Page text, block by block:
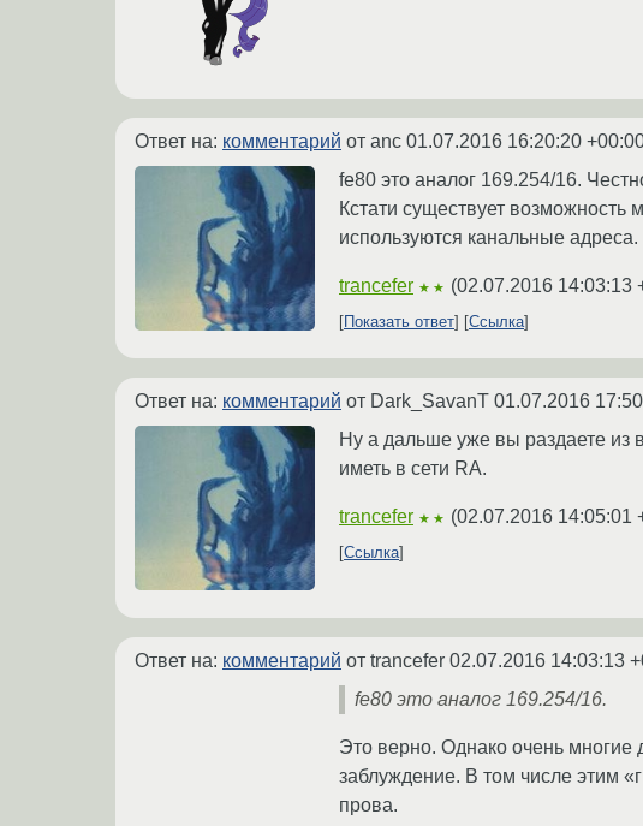
Ответ на: комментарий от anc 01.07.2016 16:20:20
fe80 это аналог 169.254/16.
Кстати существует
используются канальные адреса.
trancefer ★★ (02.07.2016 14:03:13
Показать ответ Ссылка
Ответ на: комментарий от Dark_SavanT 01.07.2016
Ну а дальше уже вы раздаете из
иметь в сети RA.
trancefer ★★ (02.07.2016 14:05:01
Ссылка
Ответ на: комментарий от trancefer 02.07.2016 14:03:13
fe80 это аналог 169.254/16.
Это верно. Однако очень многие
заблуждение. В том числе этим
прова.